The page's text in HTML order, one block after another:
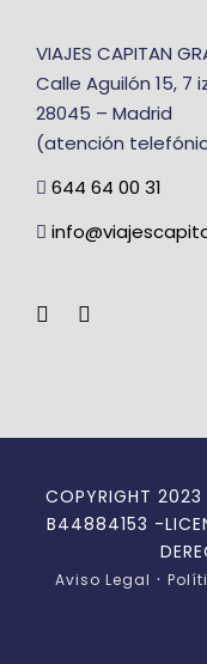
VIAJES CAPITAN
Calle Aguilón 15, 7
28045 – Madrid
(atención
644 64 00 31
COPYRIGHT 2023
B44884153 -
Aviso Legal ·